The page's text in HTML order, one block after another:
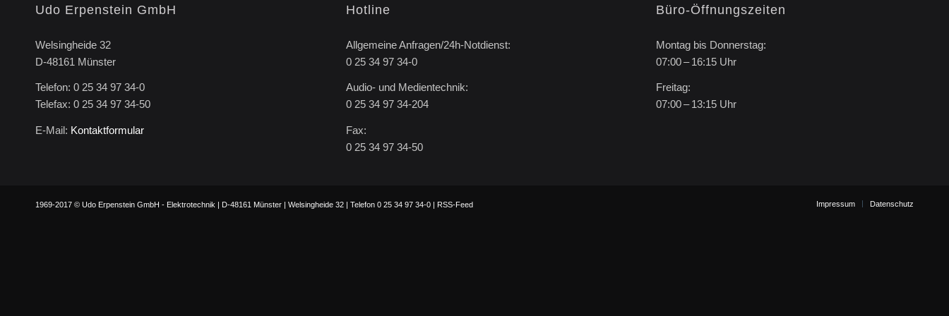
Udo Erpenstein GmbH
Welsingheide 32
D-48161 Münster
Telefon: 0 25 34 97 34-0
Telefax: 0 25 34 97 34-50
E-Mail: Kontaktformular
Hotline
Allgemeine Anfragen/24h-Notdienst:
0 25 34 97 34-0
Audio- und Medientechnik:
0 25 34 97 34-204
Fax:
0 25 34 97 34-50
Büro-Öffnungszeiten
Montag bis Donnerstag:
07:00 – 16:15 Uhr
Freitag:
07:00 – 13:15 Uhr
1969-2017 © Udo Erpenstein GmbH - Elektrotechnik | D-48161 Münster | Welsingheide 32 | Telefon 0 25 34 97 34-0 | RSS-Feed Impressum Datenschutz